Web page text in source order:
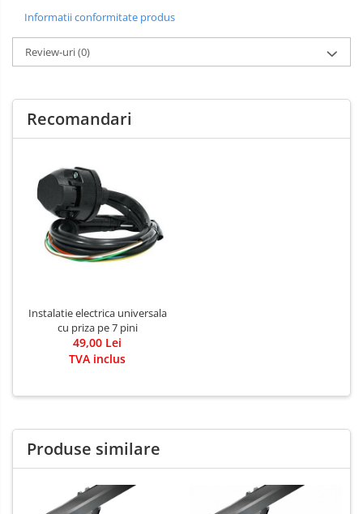
Covorase auto Bmw
Covorase auto Chevrolet
Covorase auto Citroen
Covorase auto Ford
Covorase auto Hyundai
Covorase auto Isuzu
Covorase auto Iveco
Covorase auto Jeep
Covorase auto Kia
Covorase auto Mazda
Covorase auto Mercedes
Covorase auto Mitsubishi
Covorase auto Opel
Covorase auto Peugeot
Covorase auto Renault
Informatii conformitate produs
Review-uri(0)
Recomandari
Instalatie electrica universala
cu priza pe 7 pini
49,00 Lei
TVA inclus
Produse similare